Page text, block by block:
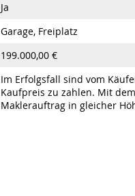
Ja
Garage, Freiplatz
199.000,00 €
Im Erfolgsfall sind vom
Kaufpreis zu zahlen. Mit
Maklerauftrag in gleicher